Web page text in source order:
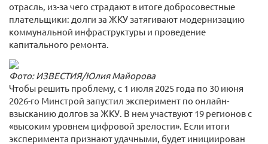
отрасль, из-за чего страдают в итоге добросовестные
плательщики: долги за ЖКУ затягивают модернизацию
коммунальной инфраструктуры и проведение
капитального ремонта.
Фото: ИЗВЕСТИЯ/Юлия Майорова
Чтобы решить проблему, с 1 июля 2025 года по 30 июня
2026-го Минстрой запустил эксперимент по онлайн-
взысканию долгов за ЖКУ. В нем участвуют 19 регионов с
«высоким уровнем цифровой зрелости». Если итоги
эксперимента признают удачными, будет инициирован